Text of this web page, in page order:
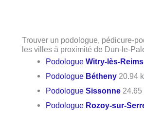
Trouver un podologue, pédicure-
les villes à proximité de Dun-le-
PodologueWitry-lès-Reims
Podologue Bétheny 20.94
PodologueSissonne 24.65
Podologue Rozoy-sur-